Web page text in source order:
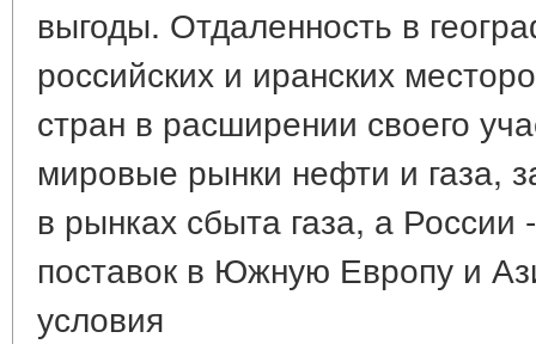
выгоды. Отдаленность в
российских и иранских
стран в расширении своего
мировые рынки нефти и газа,
в рынках сбыта газа, а России
поставок в Южную Европу и
условия